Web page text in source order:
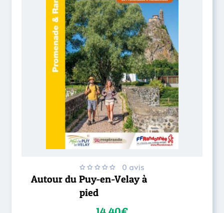
0 avis
Autour du Puy-en-Velay à
pied